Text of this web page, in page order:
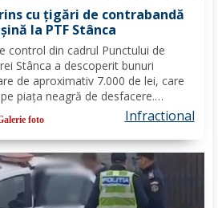
cu țigări de contrabandă
la PTF Stânca
control din cadrul Punctului de
Stânca a descoperit bunuri
de aproximativ 7.000 de lei, care
piaţa neagră de desfacere.
legale, persoana a fost
cu amendă în valoare
foto Infractional